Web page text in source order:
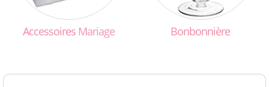
Accessoires Mariage Bonbonnière